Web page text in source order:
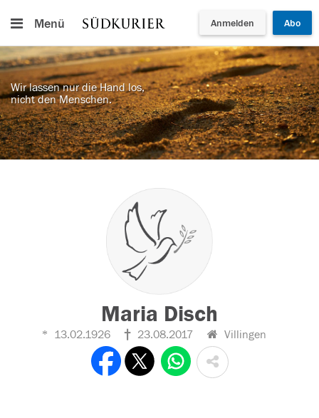
Menü Anmelden Abo
Wir lassen nur die Hand los,
nicht den Menschen.
Maria Disch
13.02.1926 23.08.2017 Villingen